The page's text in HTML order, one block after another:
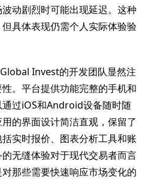
动剧烈时可能出现延迟。这种
具体表现仍需个人实际体验验
Invest的开发团队显然注
。平台提供功能完整的手机和
过iOS和Android设备随时随
的界面设计简洁直观，保留了
实时报价、图表分析工具和账
无缝体验对于现代交易者而言
那些需要快速响应市场变化的